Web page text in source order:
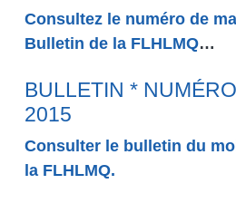
Consultez le numéro de
Bulletin de la FLHLMQ…
BULLETIN *
2015
Consulter le bulletin du
la FLHLMQ.